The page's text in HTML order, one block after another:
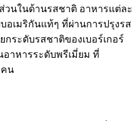
วนในด้านรสชาติ อาหารแต่ละ
อเมริกันแท้ๆ ที่ผ่านการปรุงรส
ระดับรสชาติของเบอร์เกอร์
าหารระดับพรีเมี่ยม ที่
คน